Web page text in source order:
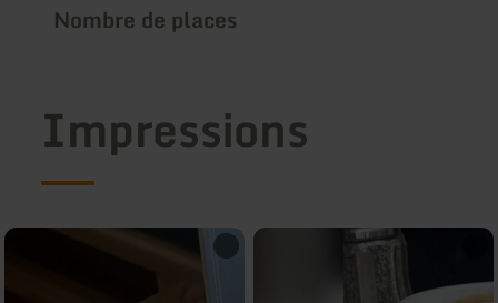
Nombre de places
Impressions